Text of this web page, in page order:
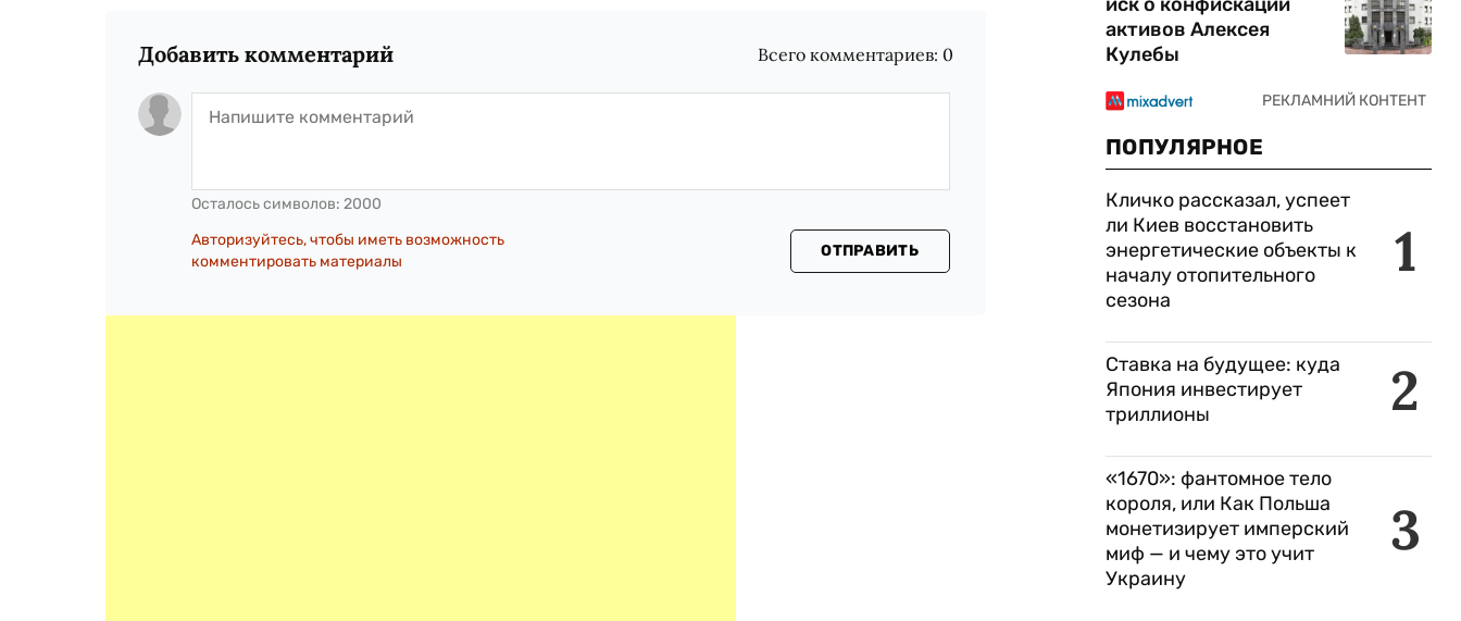
Добавить комментарий Всего комментариев: 0
Осталось символов: 2000
Авторизуйтесь, чтобы иметь возможность
комментировать материалы
ОТПРАВИТЬ
активов Алексея
Кулебы
ПОПУЛЯРНОЕ
1
Кличко рассказал, успеет
ли Киев восстановить
энергетические объекты к
началу отопительного
сезона
2
Ставка на будущее: куда
Япония инвестирует
триллионы
3
«1670»: фантомное тело
короля, или Как Польша
монетизирует имперский
миф — и чему это учит
Украину